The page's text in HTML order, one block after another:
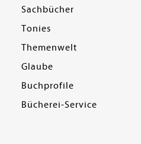
Sachbücher
Tonies
Themenwelt
Glaube
Buchprofile
Bücherei-Service